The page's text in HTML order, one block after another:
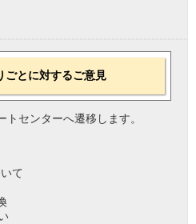
ごとに対するご意見
センターへ遷移します。
て